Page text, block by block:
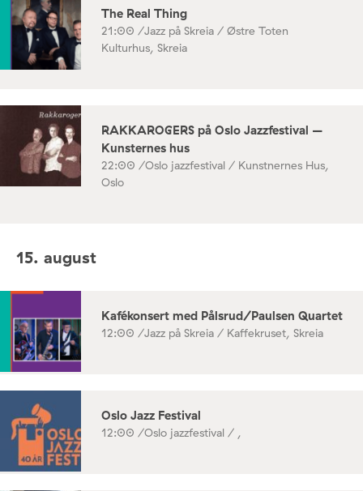
The Real Thing
21:00 /Jazz på Skreia / Østre Toten
Kulturhus, Skreia
RAKKAROGERS på Oslo Jazzfestival –
Kunsternes hus
22:00 /Oslo jazzfestival / Kunstnernes Hus,
Oslo
15. august
Kafékonsert med Pålsrud/Paulsen Quartet
12:00 /Jazz på Skreia / Kaffekruset, Skreia
Oslo Jazz Festival
12:00 /Oslo jazzfestival / ,